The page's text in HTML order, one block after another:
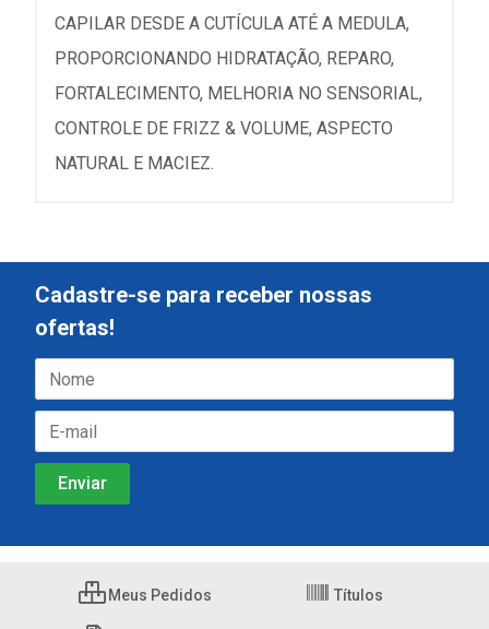
CAPILAR DESDE A CUTÍCULA ATÉ A MEDULA,
PROPORCIONANDO HIDRATAÇÃO, REPARO,
FORTALECIMENTO, MELHORIA NO SENSORIAL,
CONTROLE DE FRIZZ & VOLUME, ASPECTO
NATURAL E MACIEZ.
Cadastre-se para receber nossas
ofertas!
Meus Pedidos Títulos